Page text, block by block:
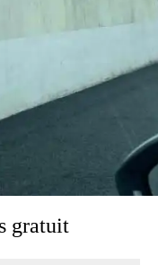
gratuit